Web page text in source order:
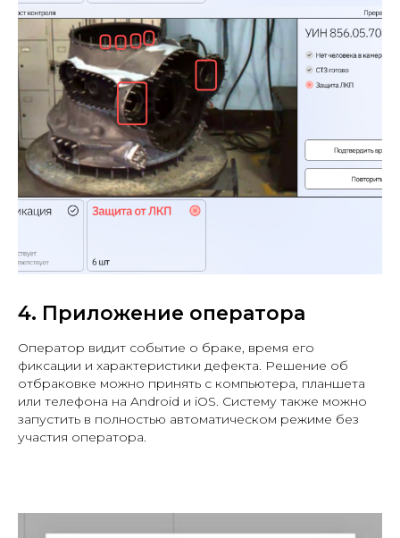
4. Приложение оператора
Оператор видит событие о браке, время его
фиксации и характеристики дефекта. Решение об
отбраковке можно принять с компьютера, планшета
или телефона на Android и iOS. Систему также можно
запустить в полностью автоматическом режиме без
участия оператора.